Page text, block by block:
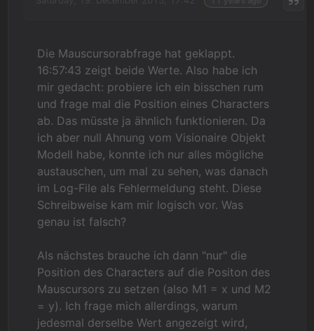
Die Mauscursorabfrage hat geklappt.
16:57:43 zeigt beide Werte. Also habe ich
mir gedacht: probiere ich ein bisschen rum
und frage mal die Position eines Characters
ab. Das müsste ja ähnlich funktionieren. Da
ich aber null Ahnung vom Visionaire Objekt
Modell habe, konnte ich nur alles mögliche
austauschen, um mal zu sehen, was danach
im Log-File als Fehlermeldung steht. Diese
Schreibweise kam mir logisch vor. Was
genau ist falsch?
Als nächstes brauche ich dann "nur" die
Position des Characters auf die Positon des
Mauscursors zu setzen (also M1 = x und M2
= y). Ich frage mich allerdings, warum
jedesmal derselbe Wert angezeigt wird,